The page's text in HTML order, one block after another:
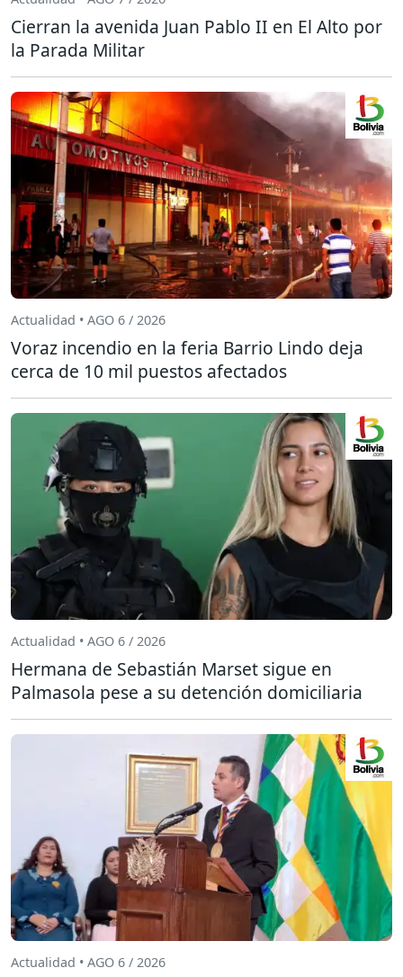
Cierran la avenida Juan Pablo II en El Alto por
la Parada Militar
Actualidad • AGO 6 / 2026
Voraz incendio en la feria Barrio Lindo deja
cerca de 10 mil puestos afectados
Actualidad • AGO 6 / 2026
Hermana de Sebastián Marset sigue en
Palmasola pese a su detención domiciliaria
Actualidad • AGO 6 / 2026